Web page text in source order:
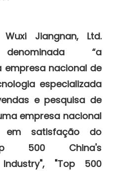
Jiangnan, Ltd.
“a
empresa nacional de
especializada
e pesquisa de
empresa nacional
em satisfação do
500 China's
Industry", "Top 500